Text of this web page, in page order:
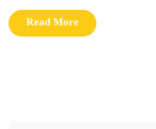
Read More